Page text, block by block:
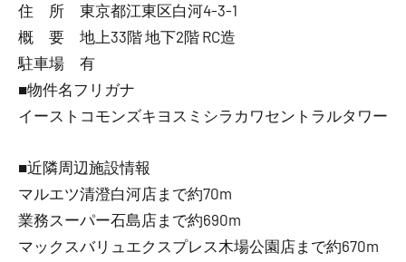
住 所 東京都江東区白河4-3-1
概 要 地上33階 地下2階 RC造
駐車場 有
■物件名フリガナ
イーストコモンズキヨスミシラカワセントラルタワー
■近隣周辺施設情報
マルエツ清澄白河店まで約70m
業務スーパー石島店まで約690m
マックスバリュエクスプレス木場公園店まで約670m